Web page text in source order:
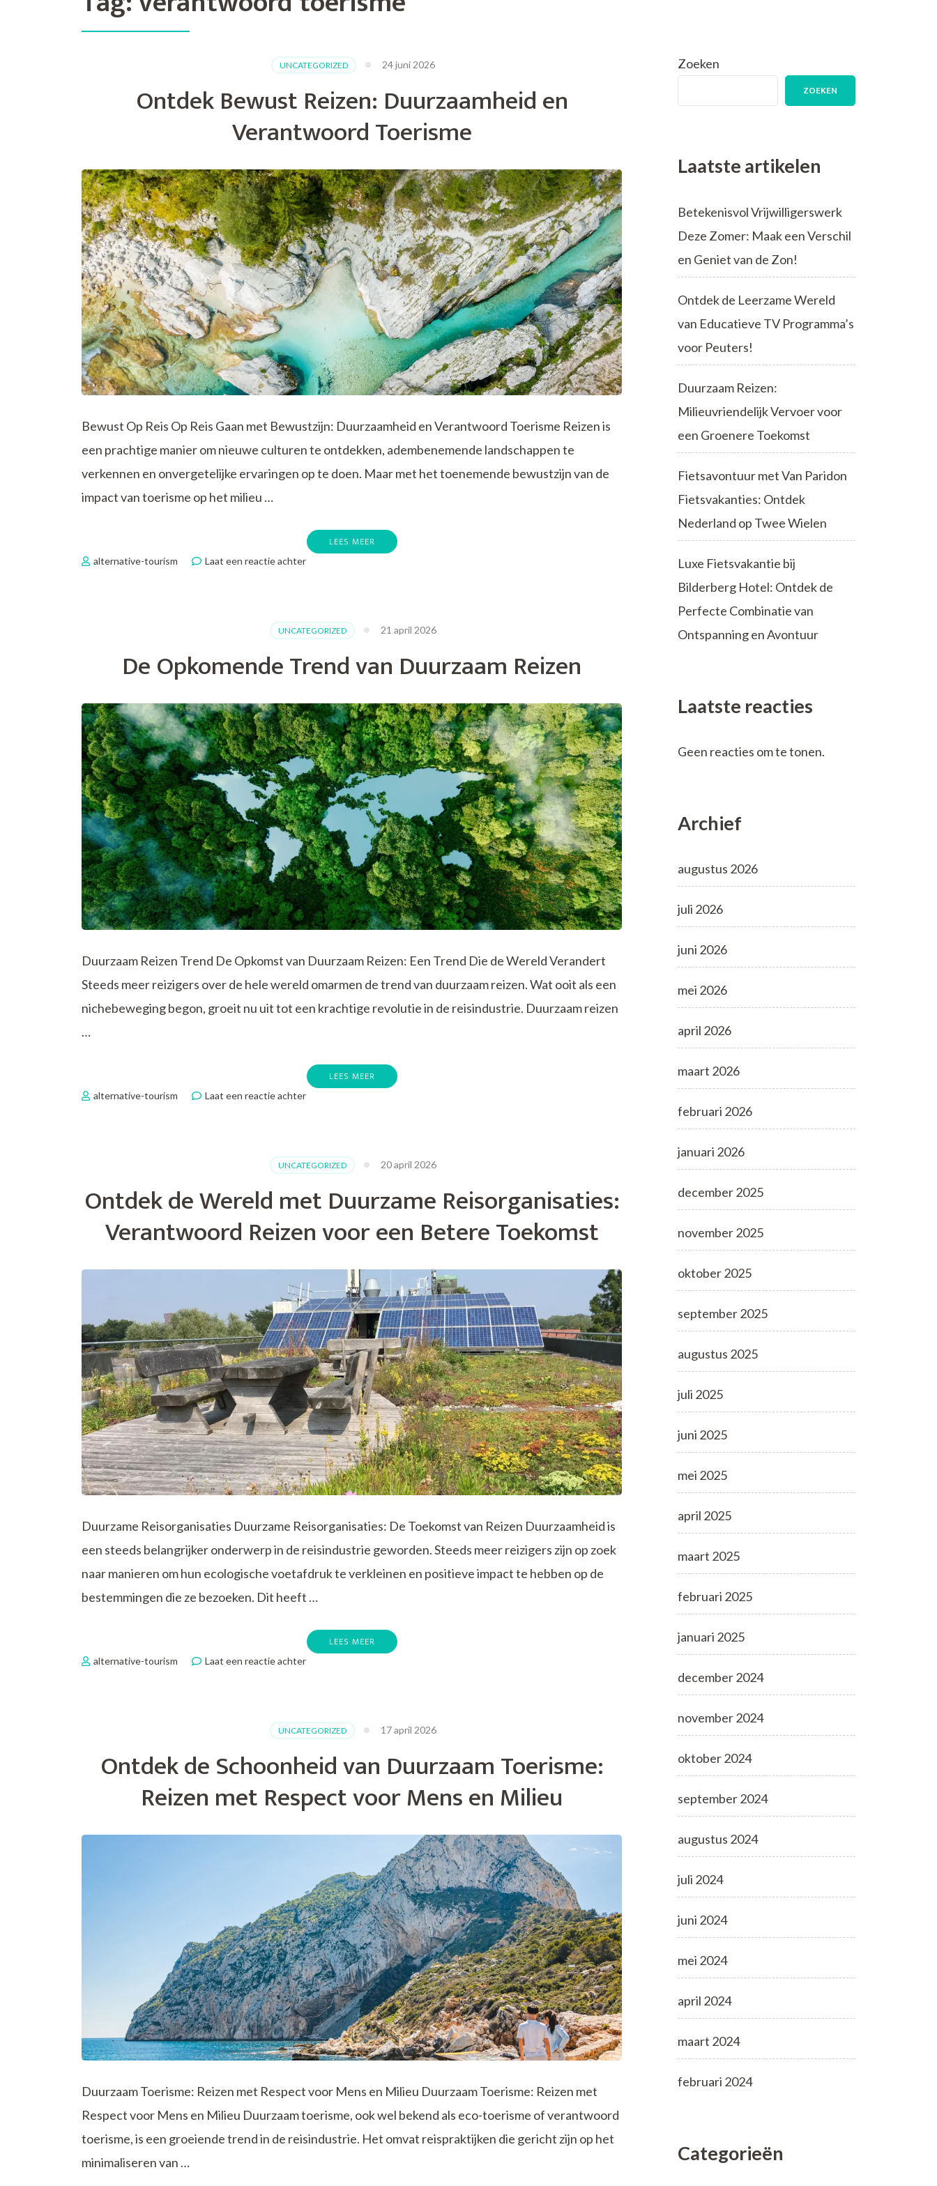
UNCATEGORIZED 24 juni 2026
Ontdek Bewust Reizen: Duurzaamheid en
Verantwoord Toerisme
Bewust Op Reis Op Reis Gaan met Bewustzijn: Duurzaamheid en Verantwoord Toerisme Reizen is
een prachtige manier om nieuwe culturen te ontdekken, adembenemende landschappen te
verkennen en onvergetelijke ervaringen op te doen. Maar met het toenemende bewustzijn van de
impact van toerisme op het milieu …
LEES MEER
alternative-tourism Laat een reactie achterop
Duurzaamheid
en
Toerisme
UNCATEGORIZED 21 april 2026
De Opkomende Trend van Duurzaam Reizen
Duurzaam Reizen Trend De Opkomst van Duurzaam Reizen: Een Trend Die de Wereld Verandert
Steeds meer reizigers over de hele wereld omarmen de trend van duurzaam reizen. Wat ooit als een
nichebeweging begon, groeit nu uit tot een krachtige revolutie in de reisindustrie. Duurzaam reizen
…
LEES MEER
alternative-tourism Laat een reactie achterop
Duurzaam
UNCATEGORIZED 20 april 2026
Ontdek de Wereld met Duurzame Reisorganisaties:
Verantwoord Reizen voor een Betere Toekomst
Duurzame Reisorganisaties Duurzame Reisorganisaties: De Toekomst van Reizen Duurzaamheid is
een steeds belangrijker onderwerp in de reisindustrie geworden. Steeds meer reizigers zijn op zoek
naar manieren om hun ecologische voetafdruk te verkleinen en positieve impact te hebben op de
bestemmingen die ze bezoeken. Dit heeft …
LEES MEER
alternative-tourism Laat een reactie achterop
Duurzame
Verantwoord
Reizen
voor
een
Toekomst
UNCATEGORIZED 17 april 2026
Ontdek de Schoonheid van Duurzaam Toerisme:
Reizen met Respect voor Mens en Milieu
Duurzaam Toerisme: Reizen met Respect voor Mens en Milieu Duurzaam Toerisme: Reizen met
Respect voor Mens en Milieu Duurzaam toerisme, ook wel bekend als eco-toerisme of verantwoord
toerisme, is een groeiende trend in de reisindustrie. Het omvat reispraktijken die gericht zijn op het
minimaliseren van …
Zoeken
ZOEKEN
Laatste artikelen
Betekenisvol Vrijwilligerswerk
Deze Zomer: Maak een Verschil
en Geniet van de Zon!
Ontdek de Leerzame Wereld
van Educatieve TV Programma’s
voor Peuters!
Duurzaam Reizen:
Milieuvriendelijk Vervoer voor
een Groenere Toekomst
Fietsavontuur met Van Paridon
Fietsvakanties: Ontdek
Nederland op Twee Wielen
Luxe Fietsvakantie bij
Bilderberg Hotel: Ontdek de
Perfecte Combinatie van
Ontspanning en Avontuur
Laatste reacties
Geen reacties om te tonen.
Archief
augustus 2026
juli 2026
juni 2026
mei 2026
april 2026
maart 2026
februari 2026
januari 2026
december 2025
november 2025
oktober 2025
september 2025
augustus 2025
juli 2025
juni 2025
mei 2025
april 2025
maart 2025
februari 2025
januari 2025
december 2024
november 2024
oktober 2024
september 2024
augustus 2024
juli 2024
juni 2024
mei 2024
april 2024
maart 2024
februari 2024
Categorieën